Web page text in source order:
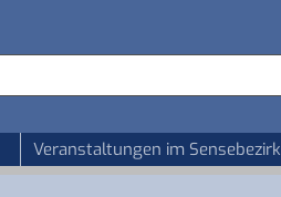
Veranstaltungen im Sensebezirk